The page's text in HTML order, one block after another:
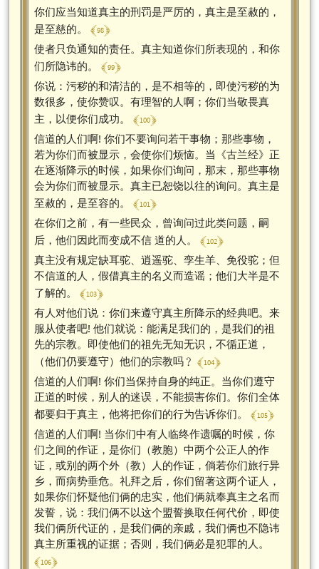
你们应当知道真主的刑罚是严厉的，真主是至赦的，
是至慈的。 ﴾ 98 ﴿
使者只负通知的责任。真主知道你们所表现的，和你
们所隐讳的。 ﴾ 99 ﴿
你说：污秽的和清洁的，是不相等的，即使污秽的为
数很多，使你赞叹。有理智的人啊；你们当敬畏真
主，以便你们成功。 ﴾ 100 ﴿
信道的人们啊! 你们不要询问若干事物；那些事物，
若为你们而被显示，会使你们烦恼。当《古兰经》正
在逐渐降示的时候，如果你们询问，那末，那些事物
会为你们而被显示。真主已恕饶以往的询问。真主是
至赦的，是至容的。 ﴾ 101 ﴿
在你们之前，有一些民众，曾询问过此类问题，嗣
后，他们因此而变成不信 道的人。 ﴾ 102 ﴿
真主没有规定缺耳驼、逍遥驼、孪生羊、免役驼；但
不信道的人，假借真主的名义而造谣；他们大半是不
了解的。 ﴾ 103 ﴿
有人对他们说：你们来遵守真主所降示的经典吧。来
服从使者吧! 他们就说：能满足我们的，是我们的祖
先的宗教。即使他们的祖先无知无识，不循正道，
（他们仍要遵守）他们的宗教吗﹖ ﴾ 104 ﴿
信道的人们啊! 你们当保持自身的纯正。当你们遵守
正道的时候，别人的迷误，不能损害你们。你们全体
都要归于真主，他将把你们的行为告诉你们。 ﴾ 105 ﴿
信道的人们啊! 当你们中有人临终作遗嘱的时候，你
们之间的作证，是你们（教胞）中两个公正人的作
证，或别的两个外（教）人的作证，倘若你们旅行异
乡，而病势垂危。礼拜之后，你们留著这两个证人，
如果你们怀疑他们俩的忠实，他们俩就奉真主之名而
发誓，说：我们俩不以这个盟誓换取任何代价，即使
我们俩所代证的，是我们俩的亲戚，我们俩也不隐讳
真主所重视的证据；否则，我们俩必是犯罪的人。
﴾ 106 ﴿